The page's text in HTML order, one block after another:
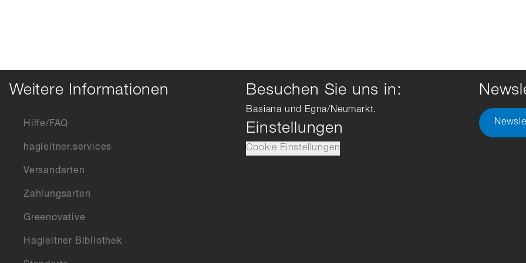
Weitere Informationen
Hilfe/FAQ
hagleitner.services
Versandarten
Zahlungsarten
Greenovative
Hagleitner Bibliothek
Besuchen Sie uns in:
Basiana und Egna/Neumarkt.
Einstellungen
Cookie Einstellungen